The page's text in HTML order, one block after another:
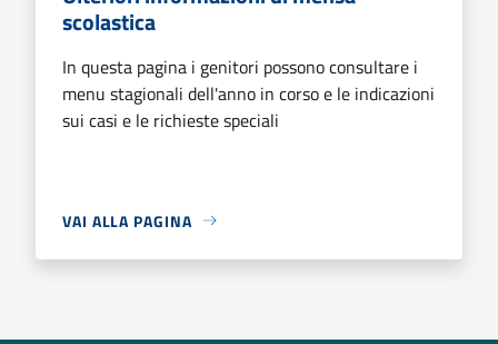
scolastica
In questa pagina i genitori possono consultare i
menu stagionali dell'anno in corso e le indicazioni
sui casi e le richieste speciali
VAI ALLA PAGINA